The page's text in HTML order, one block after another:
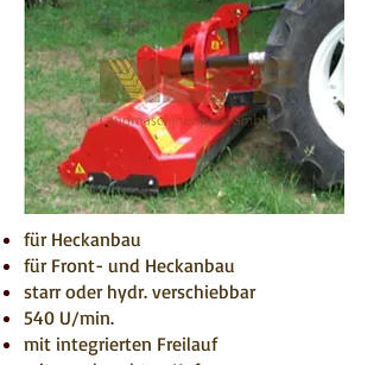
für Heckanbau
für Front- und Heckanbau
starr oder hydr. verschiebbar
540 U/min.
mit integrierten Freilauf